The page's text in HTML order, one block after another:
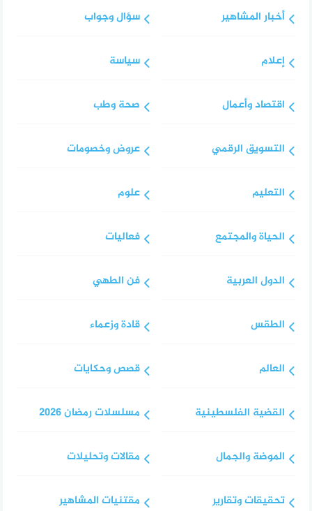
أخبار المشاهير
إعلام
اقتصاد وأعمال
التسويق الرقمي
التعليم
الحياة والمجتمع
الدول العربية
الطقس
العالم
القضية الفلسطينية
الموضة والجمال
تحقيقات وتقارير
سؤال وجواب
سياسة
صحة وطب
عروض وخصومات
علوم
فعاليات
فن الطهي
قادة وزعماء
قصص وحكايات
مسلسلات رمضان 2026
مقالات وتحليلات
مقتنيات المشاهير